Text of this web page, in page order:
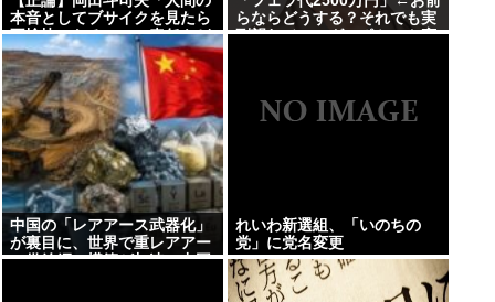
本音としてブサイクを見たら
不愉快になる。この責任をど
うとるんだ」
らならどうする？それでも実
刑望むジャングルポケット斎
中国の「レアアース武器化」
が裏目に、世界で重レアアー
ス供給網の構築が加速、中国
れいわ新選組、「いのちの
党」に党名変更